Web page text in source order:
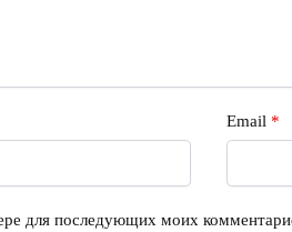
Email *
для последующих моих